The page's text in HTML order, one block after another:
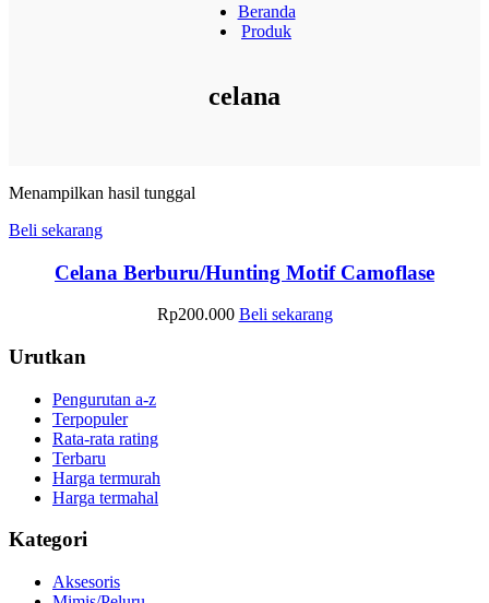
Beranda
Produk
celana
Menampilkan hasil tunggal
Beli sekarang
Celana Berburu/Hunting Motif Camoflase
Rp200.000 Beli sekarang
Urutkan
Pengurutan a-z
Terpopuler
Rata-rata rating
Terbaru
Harga termurah
Harga termahal
Kategori
Aksesoris